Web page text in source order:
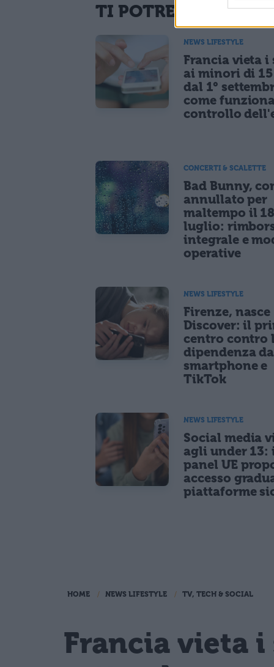
TI POTREBBE
NEWS LIFESTYLE
Francia vieta i
ai minori di
dal 1°
come
controllo
CONCERTI & SCALETTE
Bad Bunny,
annullato per
maltempo il 18
luglio:
integrale e
operative
NEWS LIFESTYLE
Firenze, nasce
Discover: il
centro contro
dipendenza da
smartphone e
TikTok
NEWS LIFESTYLE
Social media
agli under 13:
panel UE
accesso
piattaforme
HOME NEWS LIFESTYLE TV, TECH & SOCIAL
Francia vieta